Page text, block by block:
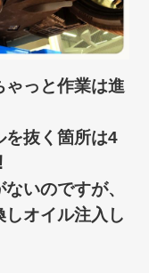
ゃっと作業は進
を抜く箇所は4
いのですが、
オイル注入し